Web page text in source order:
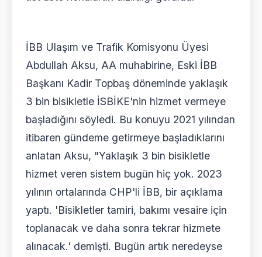
İBB Ulaşım ve Trafik Komisyonu Üyesi
Abdullah Aksu, AA muhabirine, Eski İBB
Başkanı Kadir Topbaş döneminde yaklaşık
3 bin bisikletle İSBİKE'nin hizmet vermeye
başladığını söyledi. Bu konuyu 2021 yılından
itibaren gündeme getirmeye başladıklarını
anlatan Aksu, "Yaklaşık 3 bin bisikletle
hizmet veren sistem bugün hiç yok. 2023
yılının ortalarında CHP'li İBB, bir açıklama
yaptı. 'Bisikletler tamiri, bakımı vesaire için
toplanacak ve daha sonra tekrar hizmete
alınacak.' demişti. Bugün artık neredeyse